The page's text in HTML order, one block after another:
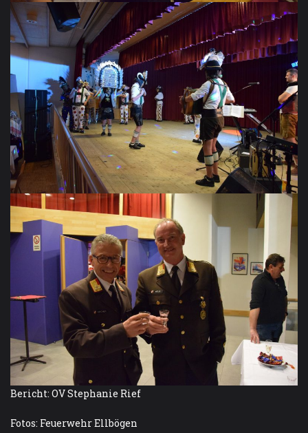
Bericht: OV Stephanie Rief
Fotos: Feuerwehr Ellbögen